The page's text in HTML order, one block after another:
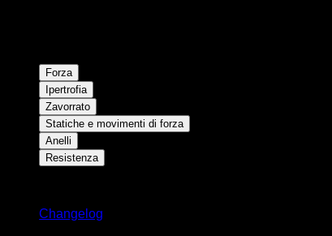
Forza
Ipertrofia
Zavorrato
Statiche e movimenti di forza
Anelli
Resistenza
Changelog